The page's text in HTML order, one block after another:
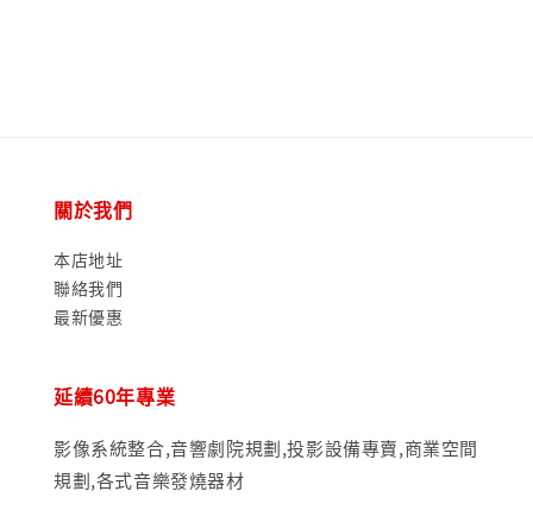
關於我們
本店地址
聯絡我們
最新優惠
延續60年專業
影像系統整合,音響劇院規劃,投影設備專賣,商業空間
規劃,各式音樂發燒器材